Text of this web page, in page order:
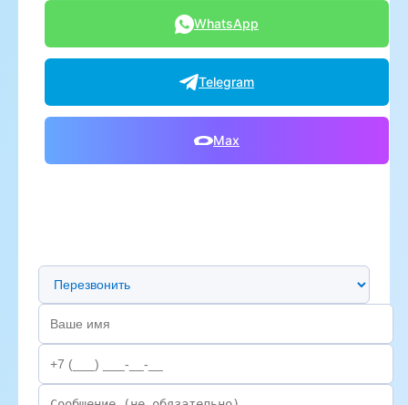
WhatsApp
Telegram
Max
Предпочтительный способ связи